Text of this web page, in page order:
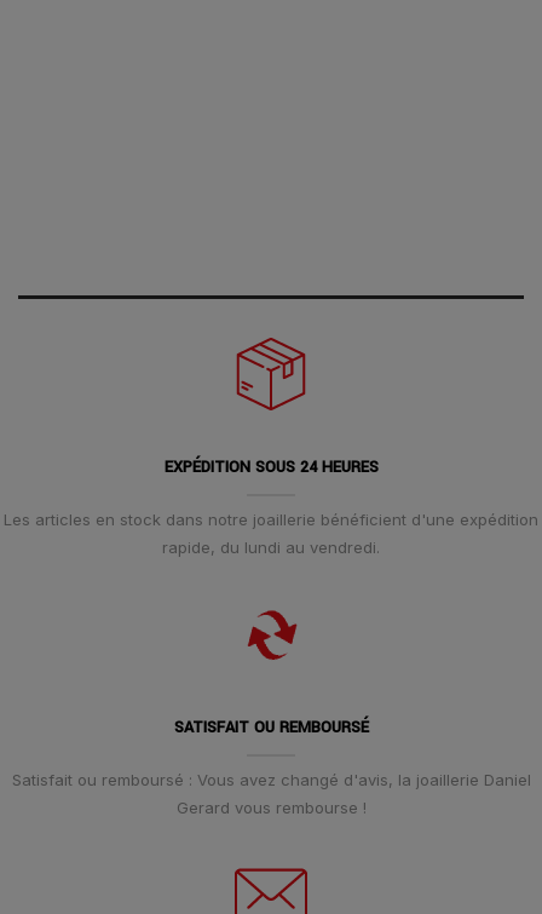
EXPÉDITION SOUS 24 HEURES
Les articles en stock dans notre joaillerie bénéficient d'une expédition
rapide, du lundi au vendredi.
SATISFAIT OU REMBOURSÉ
Satisfait ou remboursé : Vous avez changé d'avis, la joaillerie Daniel
Gerard vous rembourse !